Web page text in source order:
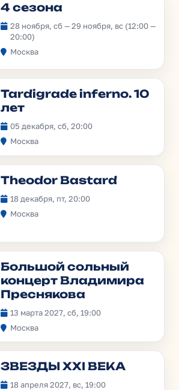
4 сезона
28 ноября, сб — 29 ноября, вс (12:00 —
20:00)
Москва
Tardigrade inferno. 10
лет
05 декабря, сб, 20:00
Москва
Theodor Bastard
18 декабря, пт, 20:00
Москва
Большой сольный
концерт Владимира
Преснякова
13 марта 2027, сб, 19:00
Москва
ЗВЕЗДЫ XXI ВЕКА
18 апреля 2027, вс, 19:00